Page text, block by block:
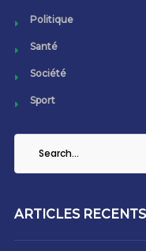
Politique
Santé
Société
Sport
ARTICLES RECENTS